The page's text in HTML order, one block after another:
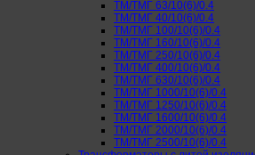
ТМ/ТМГ 63/10(6)/0.4
ТМ/ТМГ 40/10(6)/0.4
ТМ/ТМГ 100/10(6)/0.4
ТМ/ТМГ 160/10(6)/0.4
ТМ/ТМГ 250/10(6)/0.4
ТМ/ТМГ 400/10(6)/0.4
ТМ/ТМГ 630/10(6)/0.4
ТМ/ТМГ 1000/10(6)/0.4
ТМ/ТМГ 1250/10(6)/0.4
ТМ/ТМГ 1600/10(6)/0.4
ТМ/ТМГ 2000/10(6)/0.4
ТМ/ТМГ 2500/10(6)/0.4